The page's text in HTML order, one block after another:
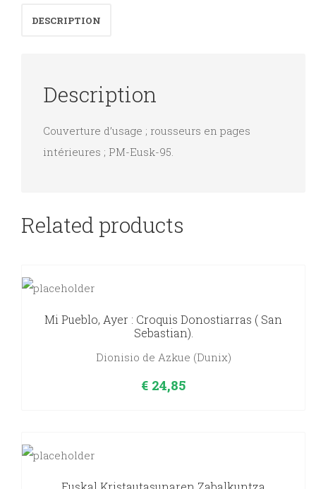
DESCRIPTION
Description
Couverture d’usage ; rousseurs en pages
intérieures ; PM-Eusk-95.
Related products
Mi Pueblo, Ayer : Croquis Donostiarras ( San
Sebastian).
Dionisio de Azkue (Dunix)
€ 24,85